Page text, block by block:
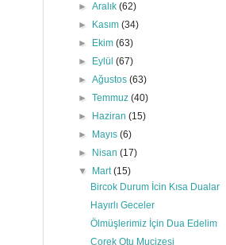
►Aralık(62)
►
Kasım(34)
►
Ekim(63)
►
Eylül(67)
►Ağustos(63)
►Temmuz(40)
►
Haziran(15)
►
Mayıs(6)
►
Nisan(17)
▼
Mart(15)
Bircok Durum İcin Kısa Dualar
Hayırlı Geceler
Ölmüşlerimiz İçin Dua Edelim
Corek Otu Mucizesi